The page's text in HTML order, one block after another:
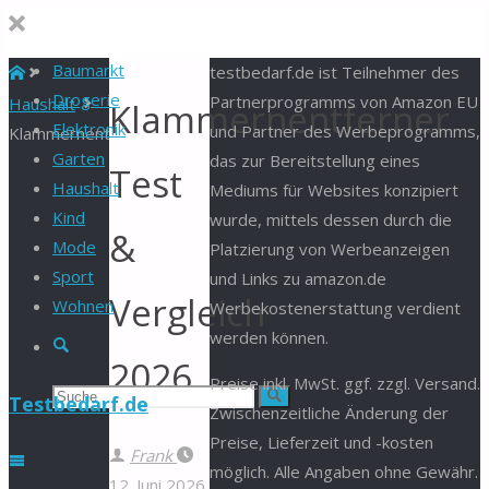
Baumarkt
Drogerie
Elektronik
Garten
Haushalt
Kind
Mode
Sport
Wohnen
Suche
Suchen Suche
Testbedarf.de
Start
Haushalt
KlammernentfernerKlammernentferner
Test
&
Vergleich
2026
Frank
12. Juni 2026
testbedarf.de ist Teilnehmer des
Partnerprogramms von Amazon EU
und Partner des Werbeprogramms,
das zur Bereitstellung eines
Mediums für Websites konzipiert
wurde, mittels dessen durch die
Platzierung von Werbeanzeigen
und Links zu amazon.de
Werbekostenerstattung verdient
werden können.
Preise inkl. MwSt. ggf. zzgl. Versand.
Zwischenzeitliche Änderung der
Preise, Lieferzeit und -kosten
möglich. Alle Angaben ohne Gewähr.